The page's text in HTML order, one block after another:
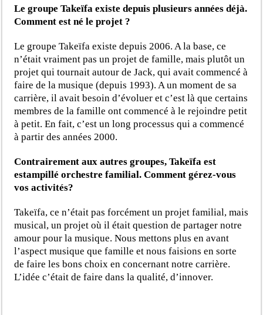
Le groupe Takeïfa existe depuis plusieurs années déjà.
Comment est né le projet ?
Le groupe Takeïfa existe depuis 2006. A la base, ce
n’était vraiment pas un projet de famille, mais plutôt un
projet qui tournait autour de Jack, qui avait commencé à
faire de la musique (depuis 1993). A un moment de sa
carrière, il avait besoin d’évoluer et c’est là que certains
membres de la famille ont commencé à le rejoindre petit
à petit. En fait, c’est un long processus qui a commencé
à partir des années 2000.
Contrairement aux autres groupes, Takeïfa est
estampillé orchestre familial. Comment gérez-vous
vos activités?
Takeïfa, ce n’était pas forcément un projet familial, mais
musical, un projet où il était question de partager notre
amour pour la musique. Nous mettons plus en avant
l’aspect musique que famille et nous faisions en sorte
de faire les bons choix en concernant notre carrière.
L’idée c’était de faire dans la qualité, d’innover.